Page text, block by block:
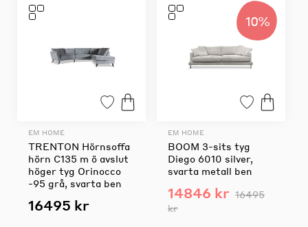
EM HOME
TRENTON Hörnsoffa
hörn C135 m ö avslut
höger tyg Orinocco
-95 grå, svarta ben
16495 kr
10%
EM HOME
BOOM 3-sits tyg
Diego 6010 silver,
svarta metall ben
14846 kr 16495
kr